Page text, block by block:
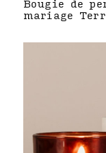
Bougie de
mariage